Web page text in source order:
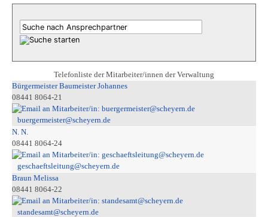
Telefonliste der Mitarbeiter/innen der Verwaltung
Bürgermeister Baumeister Johannes
08441 8064-21
buergermeister@scheyern.de
N. N.
08441 8064-24
geschaeftsleitung@scheyern.de
Braun Melissa
08441 8064-22
standesamt@scheyern.de